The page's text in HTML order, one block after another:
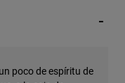
poco de espíritu de